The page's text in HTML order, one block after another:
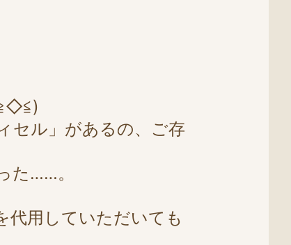
セル」があるの、ご存
た……。
代用していただいても